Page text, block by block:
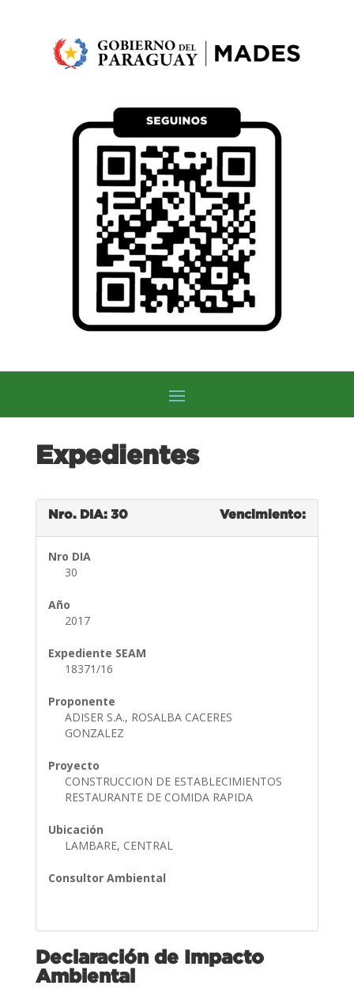
Expedientes
Nro. DIA: 30 Vencimiento:
Nro DIA
30
Año
2017
Expediente SEAM
18371/16
Proponente
ADISER S.A., ROSALBA CACERES
GONZALEZ
Proyecto
CONSTRUCCION DE ESTABLECIMIENTOS
RESTAURANTE DE COMIDA RAPIDA
Ubicación
LAMBARE, CENTRAL
Consultor Ambiental
Declaración de Impacto
Ambiental